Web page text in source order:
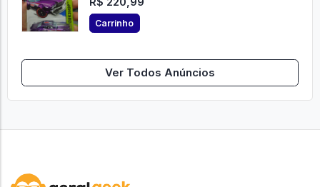
Carrinho
Ver Todos Anúncios